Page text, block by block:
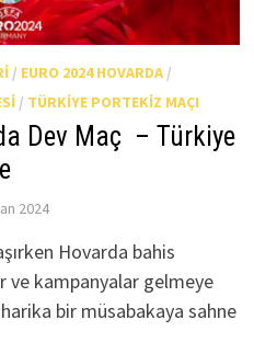
/ EURO 2024 HOVARDA/
/ TÜRKIYE PORTEKIZ MAÇI
Dev Maç – Türkiye
2024
Hovarda bahis
ve kampanyalar gelmeye
bir müsabakaya sahne